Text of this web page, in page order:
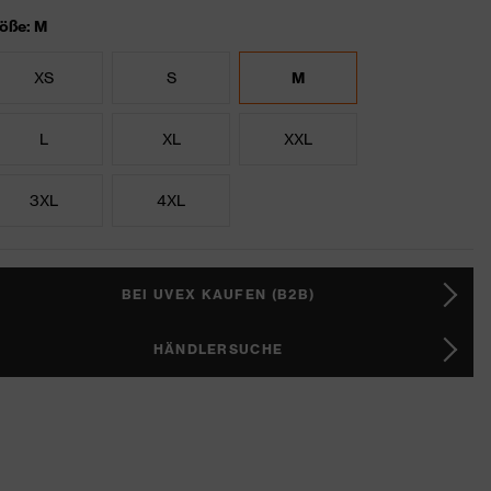
M
XS S M
L XL XXL
3XL 4XL
BEI UVEX KAUFEN (B2B)
HÄNDLERSUCHE